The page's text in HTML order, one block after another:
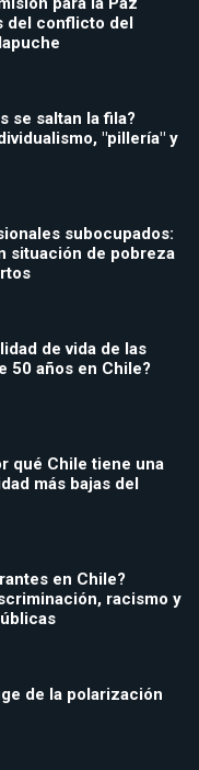
del conflicto del
se saltan la fila?
"pillería" y
subocupados:
situación de pobreza
de vida de las
50 años en Chile?
qué Chile tiene una
más bajas del
en Chile?
racismo y
de la polarización